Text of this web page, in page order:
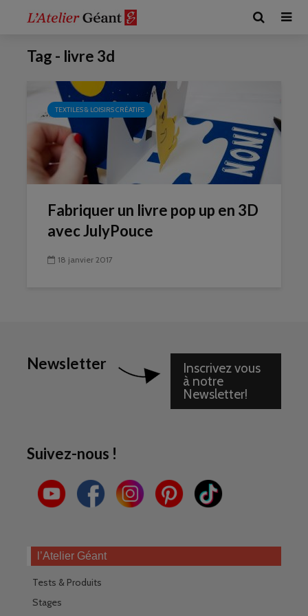
Tag - livre 3d
TEXTILES & LOISIRS CRÉATIFS
Fabriquer un livre pop up en 3D
avec JulyPouce
18 janvier 2017
Newsletter
Inscrivez vous
à notre
Newsletter!
Suivez-nous !
l’Atelier Géant
Tests & Produits
Stages